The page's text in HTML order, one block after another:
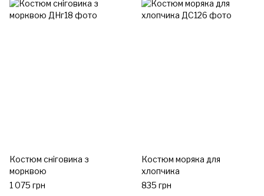
Костюм сніговика з
морквою
1 075 грн
Костюм моряка для
хлопчика
835 грн